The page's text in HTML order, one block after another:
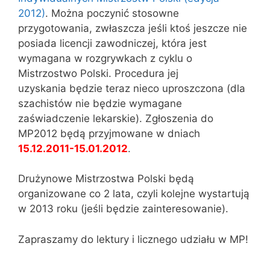
2012). Można poczynić stosowne
przygotowania, zwłaszcza jeśli ktoś jeszcze nie
posiada licencji zawodniczej, która jest
wymagana w rozgrywkach z cyklu o
Mistrzostwo Polski. Procedura jej
uzyskania będzie teraz nieco uproszczona (dla
szachistów nie będzie wymagane
zaświadczenie lekarskie). Zgłoszenia do
MP2012 będą przyjmowane w dniach
15.12.2011-15.01.2012.
Drużynowe Mistrzostwa Polski będą
organizowane co 2 lata, czyli kolejne wystartują
w 2013 roku (jeśli będzie zainteresowanie).
Zapraszamy do lektury i licznego udziału w MP!